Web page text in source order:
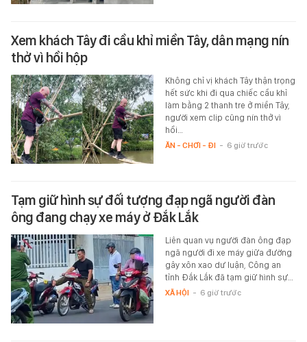
Xem khách Tây đi cầu khỉ miền Tây, dân mạng nín
thở vì hồi hộp
Không chỉ vị khách Tây thận trọng
hết sức khi đi qua chiếc cầu khỉ
làm bằng 2 thanh tre ở miền Tây,
người xem clip cũng nín thở vì
hồi…
ĂN - CHƠI - ĐI - 6 giờ trước
Tạm giữ hình sự đối tượng đạp ngã người đàn
ông đang chạy xe máy ở Đắk Lắk
Liên quan vụ người đàn ông đạp
ngã người đi xe máy giữa đường
gây xôn xao dư luận, Công an
tỉnh Đắk Lắk đã tạm giữ hình sự…
XÃ HỘI - 6 giờ trước